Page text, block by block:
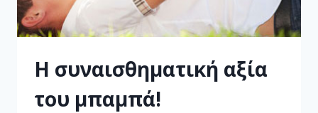
Η συναισθηματική αξία
του μπαμπά!